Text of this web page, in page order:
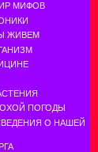
МИФОВ
ЖИВЕМ
ПОГОДЫ
О НАШЕЙ